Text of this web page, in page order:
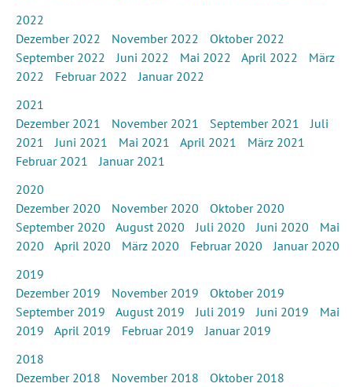
2022
Dezember 2022
November 2022
Oktober 2022
September 2022
Juni 2022 Mai 2022 April 2022
März
2022
Februar 2022
Januar 2022
2021
Dezember 2021
November 2021 September 2021
Juli
2021
Juni 2021 Mai 2021 April 2021
März 2021
Februar 2021
Januar 2021
2020
Dezember 2020
November 2020
Oktober 2020
September 2020
August 2020 Juli 2020 Juni 2020
Mai
2020
April 2020 März 2020 Februar 2020
Januar 2020
2019
Dezember 2019
November 2019
Oktober 2019
September 2019
August 2019 Juli 2019 Juni 2019
Mai
2019
April 2019 Februar 2019
Januar 2019
2018
Dezember 2018
November 2018
Oktober 2018